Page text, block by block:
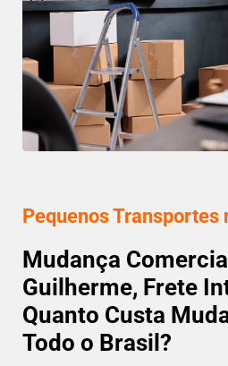
Pequenos Transportes
Mudança
Guilherme, Frete
Quanto Custa
Todo o Brasil?